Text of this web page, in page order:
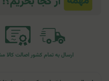
ارسال به تمام کشوراصالت کالا